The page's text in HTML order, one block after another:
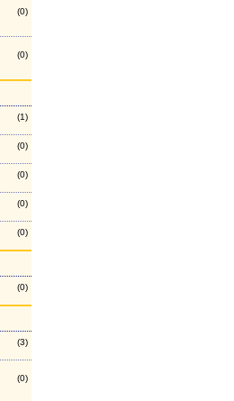
(0)
(0)
(1)
(0)
(0)
(0)
(0)
(0)
(3)
(0)